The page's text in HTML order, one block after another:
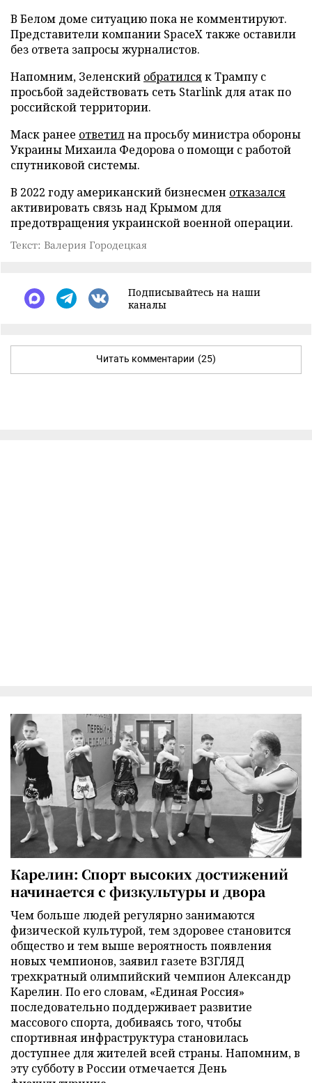
В Белом доме ситуацию пока не комментируют.
Представители компании SpaceX также оставили
без ответа запросы журналистов.
Напомним, Зеленский обратилсяк Трампу с
просьбой задействовать сеть Starlink для атак по
российской территории.
Маск ранее ответилна просьбу министра обороны
Украины Михаила Федорова о помощи с работой
спутниковой системы.
В 2022 году американский бизнесмен отказался
активировать связь над Крымом для
предотвращения украинской военной операции.
Текст: Валерия Городецкая
Подписывайтесь на наши
каналы
Читать комментарии (25)
Карелин: Спорт высоких достижений
начинается с физкультуры и двора
Чем больше людей регулярно занимаются
физической культурой, тем здоровее становится
общество и тем выше вероятность появления
новых чемпионов, заявил газете ВЗГЛЯД
трехкратный олимпийский чемпион Александр
Карелин. По его словам, «Единая Россия»
последовательно поддерживает развитие
массового спорта, добиваясь того, чтобы
спортивная инфраструктура становилась
доступнее для жителей всей страны. Напомним, в
эту субботу в России отмечается День